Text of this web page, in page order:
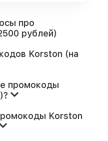
про
рублей)
Korston (на
промокоды
Korston